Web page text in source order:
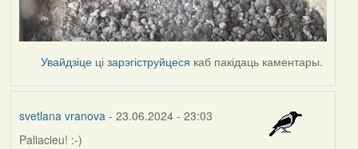
Увайдзіце цізарэгіструйцеся каб пакідаць каментары.
svetlana vranova - 23.06.2024 - 23:03
Paliacieu! :-)